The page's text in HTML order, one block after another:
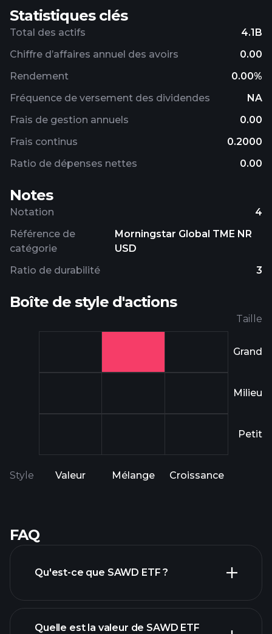
Statistiques clés
Total des actifs
4.1B
Chiffre d’affaires annuel des avoirs
0.00
Rendement
0.00%
Fréquence de versement des dividendes
NA
Frais de gestion annuels
0.00
Frais continus
0.2000
Ratio de dépenses nettes
0.00
Notes
Notation
4
Référence de
catégorie
Morningstar Global TME NR
USD
Ratio de durabilité
3
Boîte de style d'actions
Taille
Grand
Milieu
Petit
Style Valeur Mélange Croissance
FAQ
Qu'est-ce que SAWD ETF ?
Quelle est la valeur de SAWD ETF